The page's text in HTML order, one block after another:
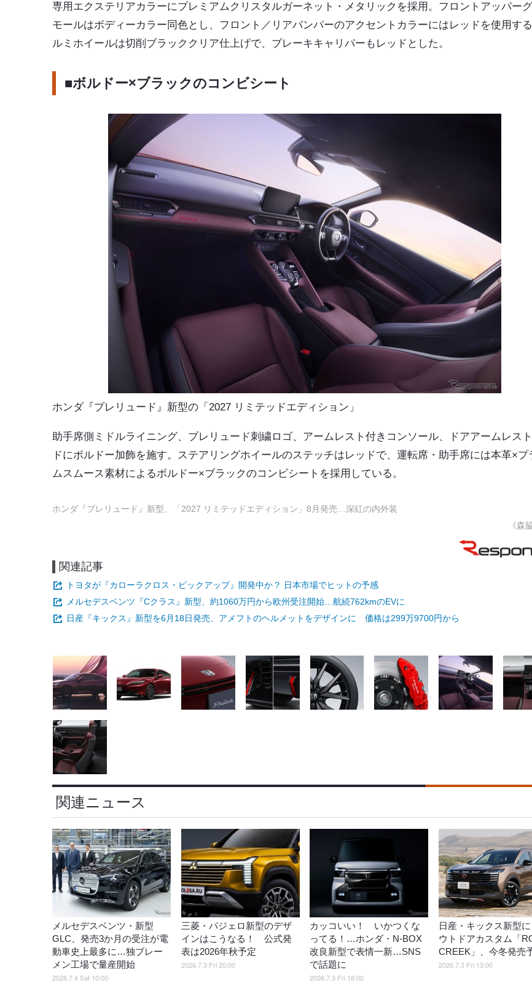
専用エクステリアカラーにプレミアムクリスタルガーネット・メタリックを採用。フロントアッパー
モールはボディーカラー同色とし、フロント／リアバンパーのアクセントカラーにはレッドを使用す
ルミホイールは切削ブラッククリア仕上げで、ブレーキキャリパーもレッドとした。
■ボルドー×ブラックのコンビシート
ホンダ『プレリュード』新型の「2027 リミテッドエディション」
助手席側ミドルライニング、プレリュード刺繍ロゴ、アームレスト付きコンソール、ドアアームレス
ドにボルドー加飾を施す。ステアリングホイールのステッチはレッドで、運転席・助手席には本革×プ
ムスムース素材によるボルドー×ブラックのコンビシートを採用している。
ホンダ『プレリュード』新型、「2027 リミテッドエディション」8月発売…深紅の内外装
《森
関連記事
トヨタが『カローラクロス・ピックアップ』開発中か？ 日本市場でヒットの予感
メルセデスベンツ『Cクラス』新型、約1060万円から欧州受注開始…航続762kmのEVに
日産『キックス』新型を6月18日発売、アメフトのヘルメットをデザインに 価格は299万9700円から
関連ニュース
メルセデスベンツ・新型
GLC、発売3か月の受注が電
動車史上最多に…独ブレー
メン工場で量産開始
2026.7.4 Sat 10:00
三菱・パジェロ新型のデザ
インはこうなる！ 公式発
表は2026年秋予定
2026.7.3 Fri 20:00
カッコいい！ いかつくな
ってる！…ホンダ・N-BOX
改良新型で表情一新…SNS
で話題に
2026.7.3 Fri 18:00
日産・キックス新型
ウトドアカスタム「
CREEK」、今冬発売
2026.7.3 Fri 13:00